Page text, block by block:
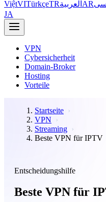
ViệtVITürkçeTRالعربية AR
JA
VPN
Cybersicherheit
Domain-Broker
Hosting
Vorteile
Startseite
VPN
Streaming
Beste VPN für IPTV
Entscheidungshilfe
Beste VPN für